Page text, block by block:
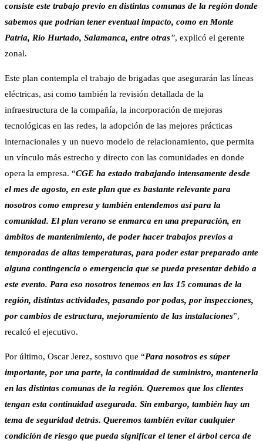
consiste este trabajo previo en distintas comunas de la región donde
sabemos que podrían tener eventual impacto, como en Monte
Patria, Río Hurtado, Salamanca, entre otras”, explicó el gerente
zonal.
Este plan contempla el trabajo de brigadas que asegurarán las líneas
eléctricas, asi como también la revisión detallada de la
infraestructura de la compañía, la incorporación de mejoras
tecnológicas en las redes, la adopción de las mejores prácticas
internacionales y un nuevo modelo de relacionamiento, que permita
un vínculo más estrecho y directo con las comunidades en donde
opera la empresa. “CGE ha estado trabajando intensamente desde
el mes de agosto, en este plan que es bastante relevante para
nosotros como empresa y también entendemos así para la
comunidad. El plan verano se enmarca en una preparación, en
ámbitos de mantenimiento, de poder hacer trabajos previos a
temporadas de altas temperaturas, para poder estar preparado ante
alguna contingencia o emergencia que se pueda presentar debido a
este evento. Para eso nosotros tenemos en las 15 comunas de la
región, distintas actividades, pasando por podas, por inspecciones,
por cambios de estructura, mejoramiento de las instalaciones”,
recalcó el ejecutivo.
Por último, Oscar Jerez, sostuvo que “Para nosotros es súper
importante, por una parte, la continuidad de suministro, mantenerla
en las distintas comunas de la región. Queremos que los clientes
tengan esta continuidad asegurada. Sin embargo, también hay un
tema de seguridad detrás. Queremos también evitar cualquier
condición de riesgo que pueda significar el tener el árbol cerca de